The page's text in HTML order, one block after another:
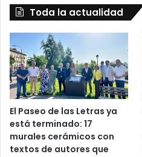
Toda la actualidad
El Paseo de las Letras ya
está terminado: 17
murales cerámicos con
textos de autores que